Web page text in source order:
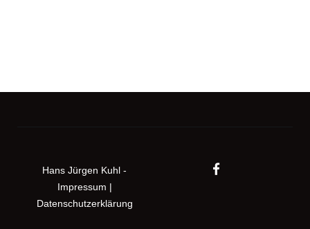
Hans Jürgen Kuhl -
Impressum |
Datenschutzerklärung